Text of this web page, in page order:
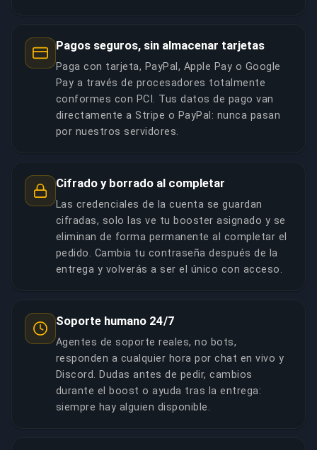
Pagos seguros, sin almacenar tarjetas
Paga con tarjeta, PayPal, Apple Pay o Google
Pay a través de procesadores totalmente
conformes con PCI. Tus datos de pago van
directamente a Stripe o PayPal: nunca pasan
por nuestros servidores.
Cifrado y borrado al completar
Las credenciales de la cuenta se guardan
cifradas, solo las ve tu booster asignado y se
eliminan de forma permanente al completar el
pedido. Cambia tu contraseña después de la
entrega y volverás a ser el único con acceso.
Soporte humano 24/7
Agentes de soporte reales, no bots,
responden a cualquier hora por chat en vivo y
Discord. Dudas antes de pedir, cambios
durante el boost o ayuda tras la entrega:
siempre hay alguien disponible.